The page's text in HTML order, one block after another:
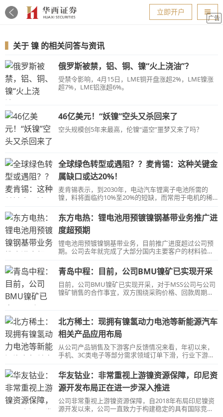
导航
立即开户
广告
关于镍 的相关问答与资讯
俄罗斯被禁，铝、铜、镍“火上浇油”？
受禁令影响，4月15日，LME铜开盘涨超2%，LME镍涨
超7%，LME铝涨超6%。
46亿美元！“妖镍”空头又杀回来了
空头规模创5年来最高，伦镍“逼空”噩梦又来了吗？
全球绿色转型或遇阻？？麦肯锡：这种关键金
属缺口或达20%！
麦肯锡表示，到2030年，电动汽车锂离子电池所需的
镍，料将面临约10%至20%的短缺，而常用于电机的稀
和锡的供应也可能出现短缺。
东方电热：锂电池用预镀镍钢基带业务推广进
度超预期
锂电池用预镀镍钢基带业务，目前推广进度超过公司预
期。公司去年就完成了大部分国内主要客户的材料验证;
青岛中程：目前，公司BMU镍矿已实现开采
目前，公司BMU镍矿已实现开采，对于MSS公司与公司
镍矿销售的合作事宜，双方围绕采购价格、回款周期、
北方稀土：现拥有镍氢动力电池等新能源汽车
相关产品应用布局
从公司产品销售及下游客户反馈情况来看，年初以来，
手机、3C类电子等部分需求领域订单下滑，行业下游终
口，对市场形成冲击。
华友钴业：非常重视上游镍资源保障，印尼资
源开发布局正在进一步深入推进
公司非常重视上游镍资源保障，自2018年布局印尼镍资
源开发以来，公司一直致力于构建稳定的具有国际竞争